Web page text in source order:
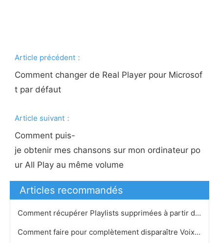
Article précédent：
Comment changer de Real Player pour Microsof
t par défaut
Article suivant：
Comment puis-
je obtenir mes chansons sur mon ordinateur po
ur All Play au même volume
Articles recommandés
Comment récupérer Playlists supprimées à partir de iTunes
Comment faire pour complètement disparaître Voix sur Audacity